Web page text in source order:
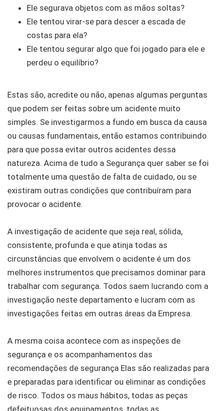
Ele segurava objetos com as mãos soltas?
Ele tentou virar-se para descer a escada de
costas para ela?
Ele tentou segurar algo que foi jogado para ele e
perdeu o equilíbrio?
Estas são, acredite ou não, apenas algumas perguntas
que podem ser feitas sobre um acidente muito
simples. Se investigarmos a fundo em busca da causa
ou causas fundamentais, então estamos contribuindo
para que possa evitar outros acidentes dessa
natureza. Acima de tudo a Segurança quer saber se foi
totalmente uma questão de falta de cuidado, ou se
existiram outras condições que contribuíram para
provocar o acidente.
A investigação de acidente que seja real, sólida,
consistente, profunda e que atinja todas as
circunstâncias que envolvem o acidente é um dos
melhores instrumentos que precisamos dominar para
trabalhar com segurança. Todos saem lucrando com a
investigação neste departamento e lucram com as
investigações feitas em outras áreas da Empresa.
A mesma coisa acontece com as inspeções de
segurança e os acompanhamentos das
recomendações de segurança Elas são realizadas para
e preparadas para identificar ou eliminar as condições
de risco. Todos os maus hábitos, todas as peças